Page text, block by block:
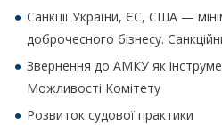
Санкції України, ЄС, США —
доброчесного бізнесу.
Звернення до АМКУ як
Можливості Комітету
Розвиток судової практики